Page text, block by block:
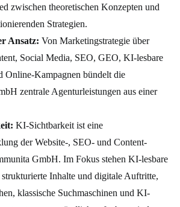
zwischen theoretischen Konzepten und
Strategien.
Ansatz: Von Marketingstrategie über
Social Media, SEO, GEO, KI-lesbare
Online-Kampagnen bündelt die
zentrale Agenturleistungen aus einer
KI-Sichtbarkeit ist eine
der Website-, SEO- und Content-
GmbH. Im Fokus stehen KI-lesbare
strukturierte Inhalte und digitale Auftritte,
klassische Suchmaschinen und KI-